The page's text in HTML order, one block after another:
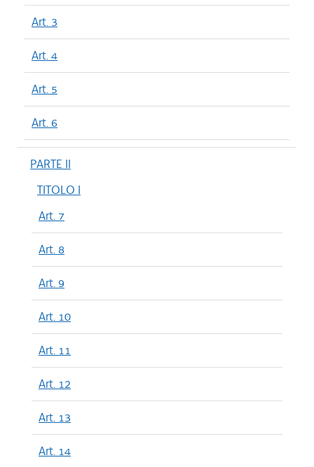
Art. 3
Art. 4
Art. 5
Art. 6
PARTE II
TITOLO I
Art. 7
Art. 8
Art. 9
Art. 10
Art. 11
Art. 12
Art. 13
Art. 14